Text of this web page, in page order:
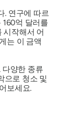
. 연구에 따르
160억 달러를
시작해서 어
는 이 금액
다양한 종류
으로 청소 및
보세요.